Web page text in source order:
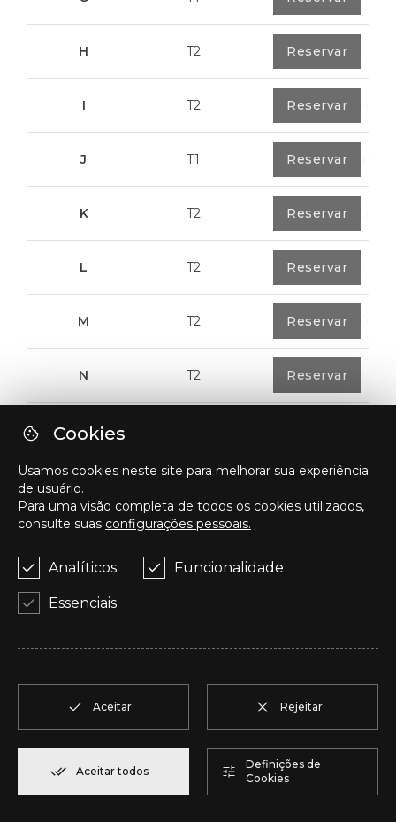
H T2 89,50 m²
Reservar
I T2 91,75 m²
Reservar
J T1 67,6 m²
Reservar
K T2 91,75 m²
Reservar
L T2 80,40 m²
Reservar
M T2 108,00 m²
Reservar
N T2 94,20 m²
Reservar
O
P T2 Reservar
S T1 1 57,95 m²
Reservar
T 1 Reservar
U T2 1 104,85 m²
Reservar
Cookies
Usamos cookies neste site para melhorar sua experiência
de usuário.
Para uma visão completa de todos os cookies utilizados,
consulte suas configurações pessoais.
Analíticos Funcionalidade
Essenciais
Aceitar Rejeitar
Aceitar todos
Definições de
Cookies